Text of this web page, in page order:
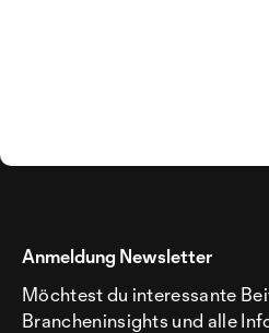
Anmeldung Newsletter
Möchtest du interessante
Brancheninsights und alle